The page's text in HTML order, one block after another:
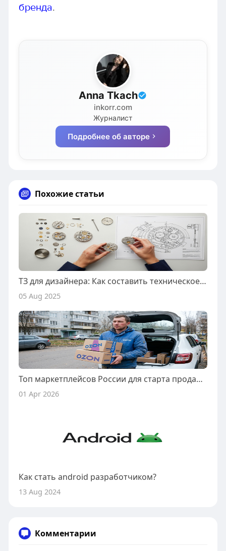
бренда.
Anna Tkach
inkorr.com
Журналист
Подробнее об авторе
Похожие статьи
ТЗ для дизайнера: Как составить техническое задание для дизайнера
05 Aug 2025
Топ маркетплейсов России для старта продаж в 2026 году [Рейтинг]
01 Apr 2026
Как стать android разработчиком?
13 Aug 2024
Комментарии